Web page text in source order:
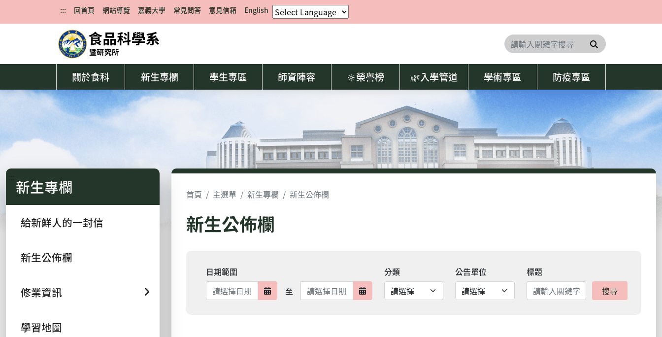
::: 回首頁 網站導覽 嘉義大學 常見問答 意見信箱 English
搜尋
關於食科 新生專欄 學生專區 師資陣容 🔆榮譽榜 🌿入學管道 學術專區 防疫專區
新生專欄
給新鮮人的一封信
新生公佈欄
修業資訊
學習地圖
首頁 主選單 新生專欄 新生公佈欄
新生公佈欄
日期範圍
日期範圍開始
至 日期範圍結束 日期範圍結束
分類 公告單位
標題
搜尋